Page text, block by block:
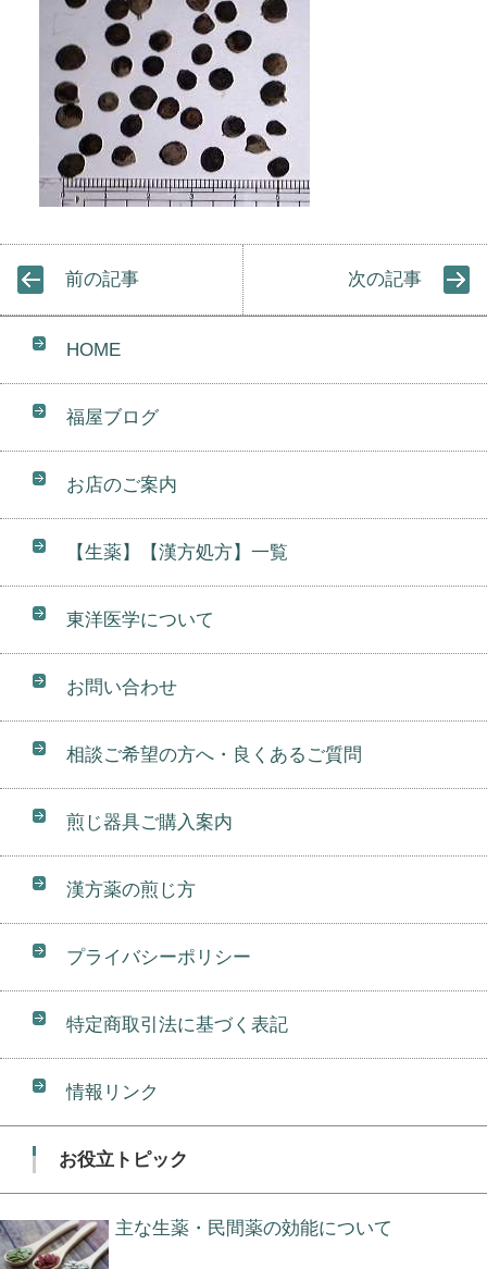
前の記事 次の記事
HOME
福屋ブログ
お店のご案内
【生薬】【漢方処方】一覧
東洋医学について
お問い合わせ
相談ご希望の方へ・良くあるご質問
煎じ器具ご購入案内
漢方薬の煎じ方
プライバシーポリシー
特定商取引法に基づく表記
情報リンク
お役立トピック
主な生薬・民間薬の効能について